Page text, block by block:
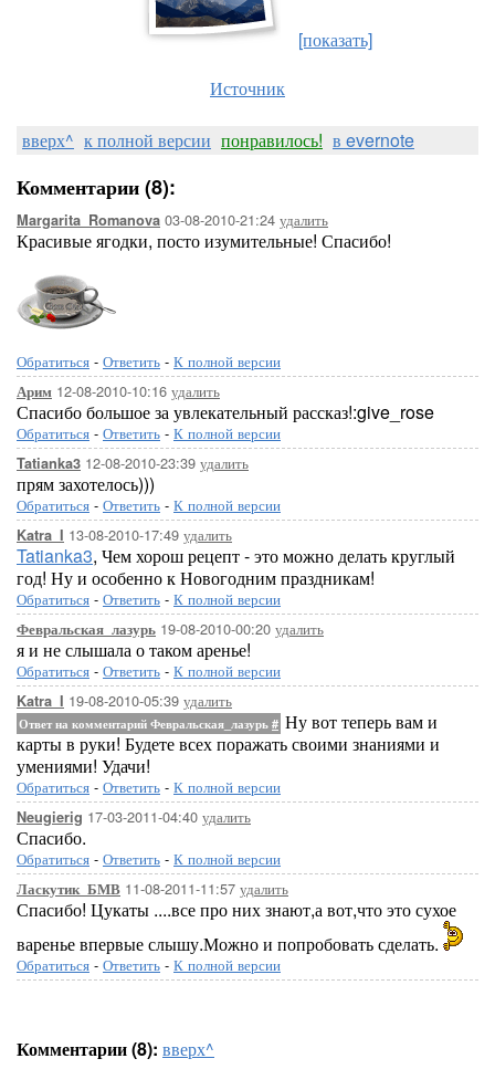
[показать]
Источник
вверх^ к полной версии понравилось! в evernote
Комментарии (8):
Margarita_Romanova 03-08-2010-21:24 удалить
Красивые ягодки, посто изумительные! Спасибо!
Обратиться - Ответить - К полной версии
Арим 12-08-2010-10:16 удалить
Спасибо большое за увлекательный рассказ!:give_rose
Обратиться - Ответить - К полной версии
Tatianka3 12-08-2010-23:39 удалить
прям захотелось)))
Обратиться - Ответить - К полной версии
Katra_I 13-08-2010-17:49 удалить
Tatianka3, Чем хорош рецепт - это можно делать круглый
год! Ну и особенно к Новогодним праздникам!
Обратиться - Ответить - К полной версии
Февральская_лазурь 19-08-2010-00:20 удалить
я и не слышала о таком аренье!
Обратиться - Ответить - К полной версии
Katra_I 19-08-2010-05:39 удалить
Ответ на комментарий Февральская_лазурь # Ну вот теперь вам и
карты в руки! Будете всех поражать своими знаниями и
умениями! Удачи!
Обратиться - Ответить - К полной версии
Neugierig 17-03-2011-04:40 удалить
Спасибо.
Обратиться - Ответить - К полной версии
Ласкутик_БМВ 11-08-2011-11:57 удалить
Спасибо! Цукаты ....все про них знают,а вот,что это сухое
варенье впервые слышу.Можно и попробовать сделать.
Обратиться - Ответить - К полной версии
Комментарии (8): вверх^